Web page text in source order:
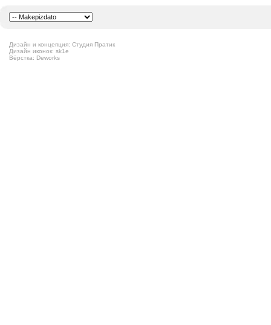
Дизайн и концепция: Студия Пратик
Дизайн иконок: sk1e
Вёрстка: Deworks